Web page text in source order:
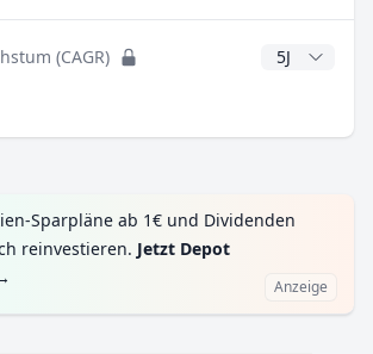
(CAGR) CAGR Jahre
Sparpläne ab 1€ und Dividenden
reinvestieren. Jetzt Depot
Anzeige